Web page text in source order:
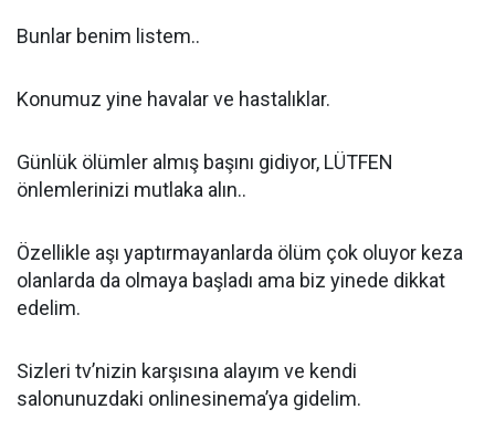
Bunlar benim listem..
Konumuz yine havalar ve hastalıklar.
Günlük ölümler almış başını gidiyor, LÜTFEN
önlemlerinizi mutlaka alın..
Özellikle aşı yaptırmayanlarda ölüm çok oluyor keza
olanlarda da olmaya başladı ama biz yinede dikkat
edelim.
Sizleri tv’nizin karşısına alayım ve kendi
salonunuzdaki onlinesinema’ya gidelim.